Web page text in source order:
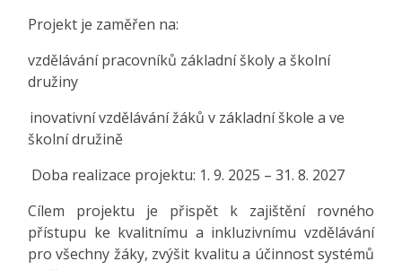
Projekt je zaměřen na:
vzdělávání pracovníků základní školy a školní
družiny
inovativní vzdělávání žáků v základní škole a ve
školní družině
Doba realizace projektu: 1. 9. 2025 – 31. 8. 2027
Cílem projektu je přispět k zajištění rovného
přístupu ke kvalitnímu a inkluzivnímu vzdělávání
pro všechny žáky, zvýšit kvalitu a účinnost systémů